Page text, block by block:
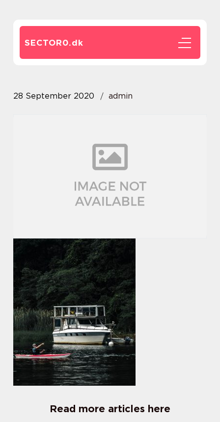
SECTOR0.dk
28 September 2020 admin
Read more articles here